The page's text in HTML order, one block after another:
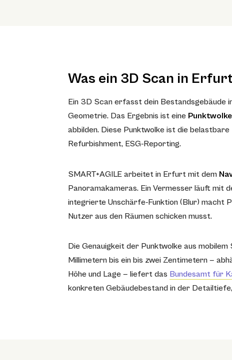
Was ein 3D Scan in
Ein 3D Scan erfasst dein Bestandsgebäude
Geometrie. Das Ergebnis ist eine Punktwolke
abbilden. Diese Punktwolke ist die
Refurbishment, ESG-Reporting.
SMART+AGILE arbeitet in Erfurt mit dem
Panoramakameras. Ein Vermesser läuft mit
integrierte Unschärfe-Funktion (Blur) macht
Nutzer aus den Räumen schicken musst.
Die Genauigkeit der Punktwolke aus
Millimetern bis ein bis zwei Zentimetern —
Höhe und Lage — liefert das Bundesamt für
konkreten Gebäudebestand in der